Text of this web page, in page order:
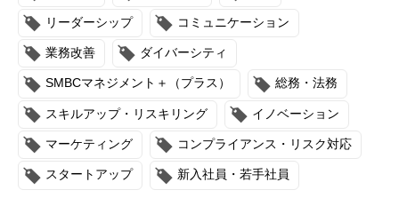
リーダーシップ コミュニケーション
業務改善 ダイバーシティ
SMBCマネジメント＋（プラス） 総務・法務
スキルアップ・リスキリング イノベーション
マーケティング コンプライアンス・リスク対応
スタートアップ 新入社員・若手社員